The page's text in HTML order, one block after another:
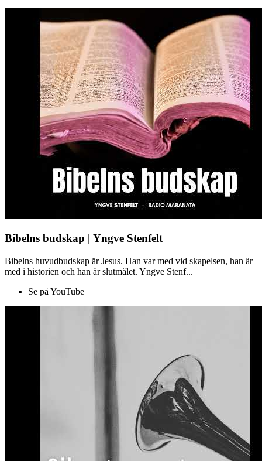
Bibelns budskap | Yngve Stenfelt
Bibelns huvudbudskap är Jesus. Han var med vid skapelsen, han är
med i historien och han är slutmålet. Yngve Stenf...
Se på YouTube